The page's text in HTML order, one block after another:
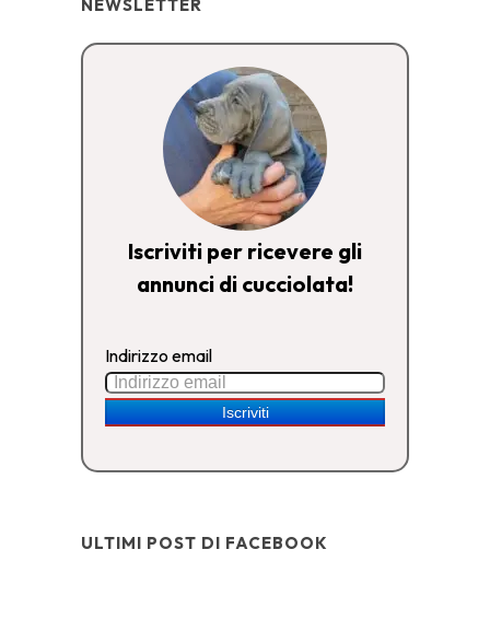
NEWSLETTER
Iscriviti per ricevere gli
annunci di cucciolata!
Indirizzo email
ULTIMI POST DI FACEBOOK